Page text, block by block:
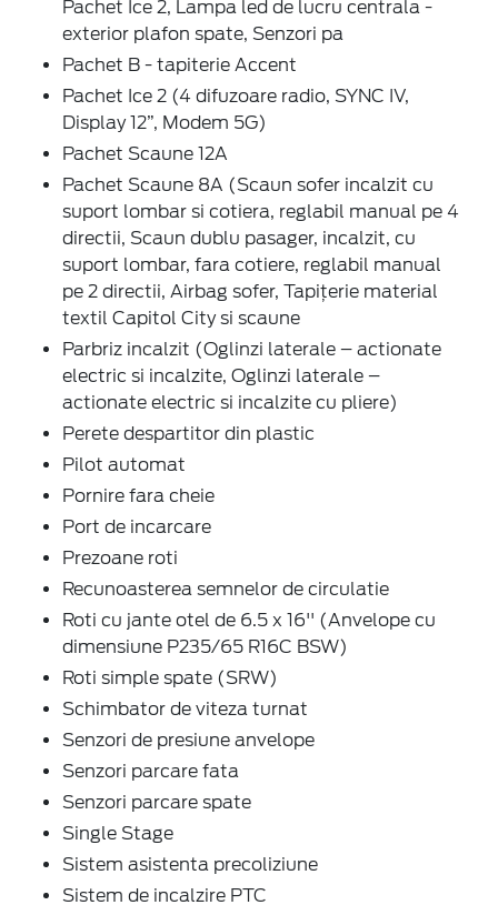
Pachet Ice 2, Lampa led de lucru centrala -
exterior plafon spate, Senzori pa
Pachet B - tapiterie Accent
Pachet Ice 2 (4 difuzoare radio, SYNC IV,
Display 12”, Modem 5G)
Pachet Scaune 12A
Pachet Scaune 8A (Scaun sofer incalzit cu
suport lombar si cotiera, reglabil manual pe 4
directii, Scaun dublu pasager, incalzit, cu
suport lombar, fara cotiere, reglabil manual
pe 2 directii, Airbag sofer, Tapițerie material
textil Capitol City si scaune
Parbriz incalzit (Oglinzi laterale – actionate
electric si incalzite, Oglinzi laterale –
actionate electric si incalzite cu pliere)
Perete despartitor din plastic
Pilot automat
Pornire fara cheie
Port de incarcare
Prezoane roti
Recunoasterea semnelor de circulatie
Roti cu jante otel de 6.5 x 16'' (Anvelope cu
dimensiune P235/65 R16C BSW)
Roti simple spate (SRW)
Schimbator de viteza turnat
Senzori de presiune anvelope
Senzori parcare fata
Senzori parcare spate
Single Stage
Sistem asistenta precoliziune
Sistem de incalzire PTC